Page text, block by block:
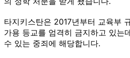
타지키스탄은 2017년부터 교육부
가용 등교를 엄격히 금지하고 있는
수 있는 중죄에 해당합니다.